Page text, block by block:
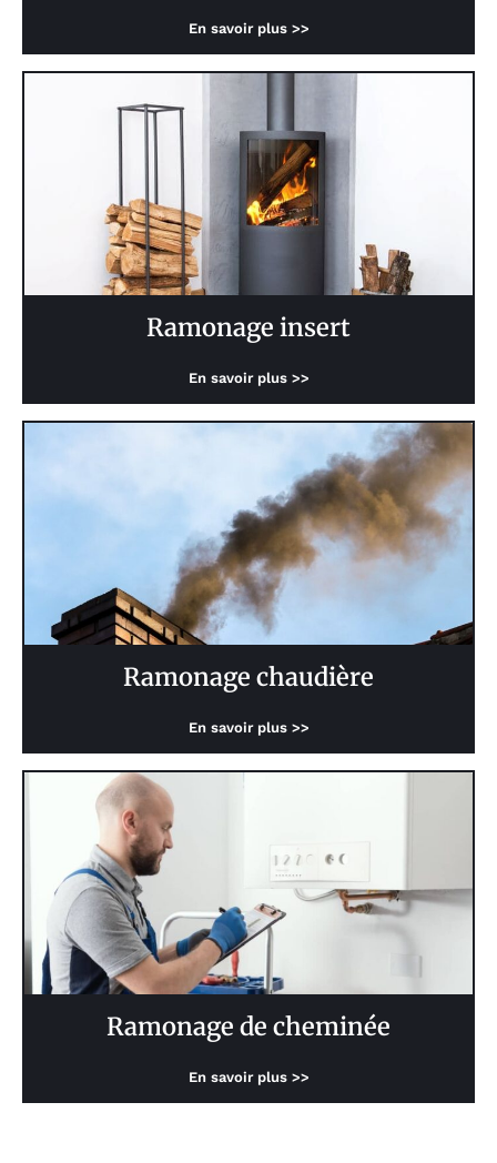
En savoir plus >>
Ramonage insert
En savoir plus >>
Ramonage chaudière
En savoir plus >>
Ramonage de cheminée
En savoir plus >>